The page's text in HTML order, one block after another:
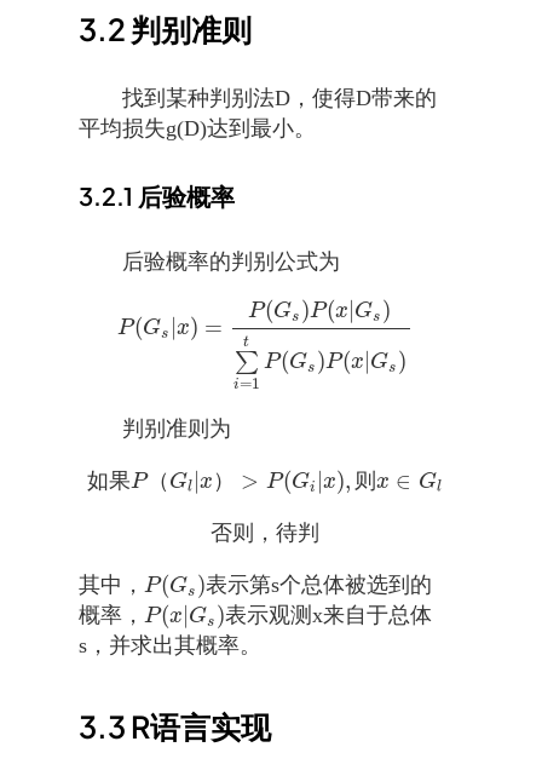
3.2判别准则
找到某种判别法D，使得D带来的
平均损失g(D)达到最小。
3.2.1 后验概率
后验概率的判别公式为
P(Gs x) =
P(Gs )P(x Gs )
∑
i=1
t
P(Gs )P(x Gs )
P(Gs|x )=P(G s)P(x|Gs)∑i=1tP(Gs)
判别准则为
如果P（ Gl |x ） > P(Gi x), 则 x ∈ Gl
如果P（ G l| ） >P(Gi| x),则x∈ Gl
否则 ， 待判
否则 ， 待判
其中， P(Gs )
P(Gs) 表示第s个总体被选到的
概率， P(x Gs )
P(x|Gs)
表示观测x来自于总体
s，并求出其概率。
3.3 R语言实现